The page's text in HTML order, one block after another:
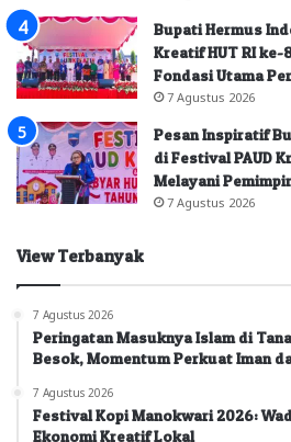
Bupati Hermus
Kreatif HUT RI ke-
Fondasi Utama
7 Agustus 2026
Pesan Inspiratif
di Festival PAUD
Melayani
7 Agustus 2026
View Terbanyak
7 Agustus 2026
Peringatan Masuknya Islam di
Besok, Momentum Perkuat Iman
7 Agustus 2026
Festival Kopi Manokwari 2026:
Ekonomi Kreatif Lokal